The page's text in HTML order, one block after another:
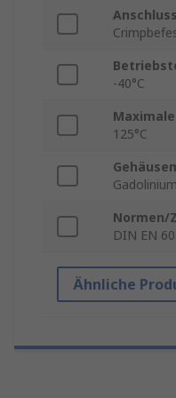
-40°C
125°C
Normen/
DIN EN
Ähnliche